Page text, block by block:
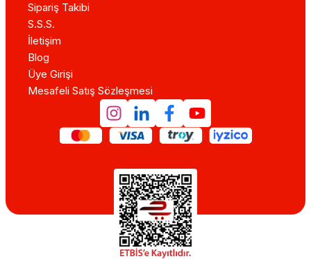
Sipariş Takibi
S.S.S.
İletişim
Blog
Üye Girişi
Mesafeli Satış Sözleşmesi